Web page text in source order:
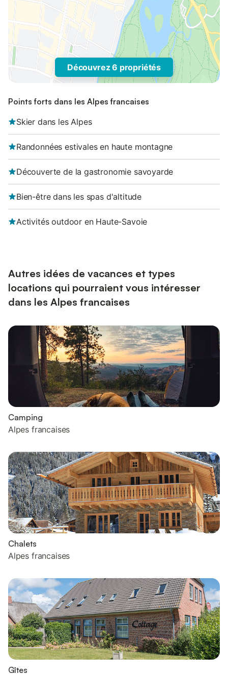
Découvrez 6 propriétés
Points forts dans les Alpes francaises
Skier dans les Alpes
Randonnées estivales en haute montagne
Découverte de la gastronomie savoyarde
Bien-être dans les spas d'altitude
Activités outdoor en Haute-Savoie
Autres idées de vacances et types
locations qui pourraient vous intéresser
dans les Alpes francaises
Camping
Alpes francaises
Chalets
Alpes francaises
Gîtes